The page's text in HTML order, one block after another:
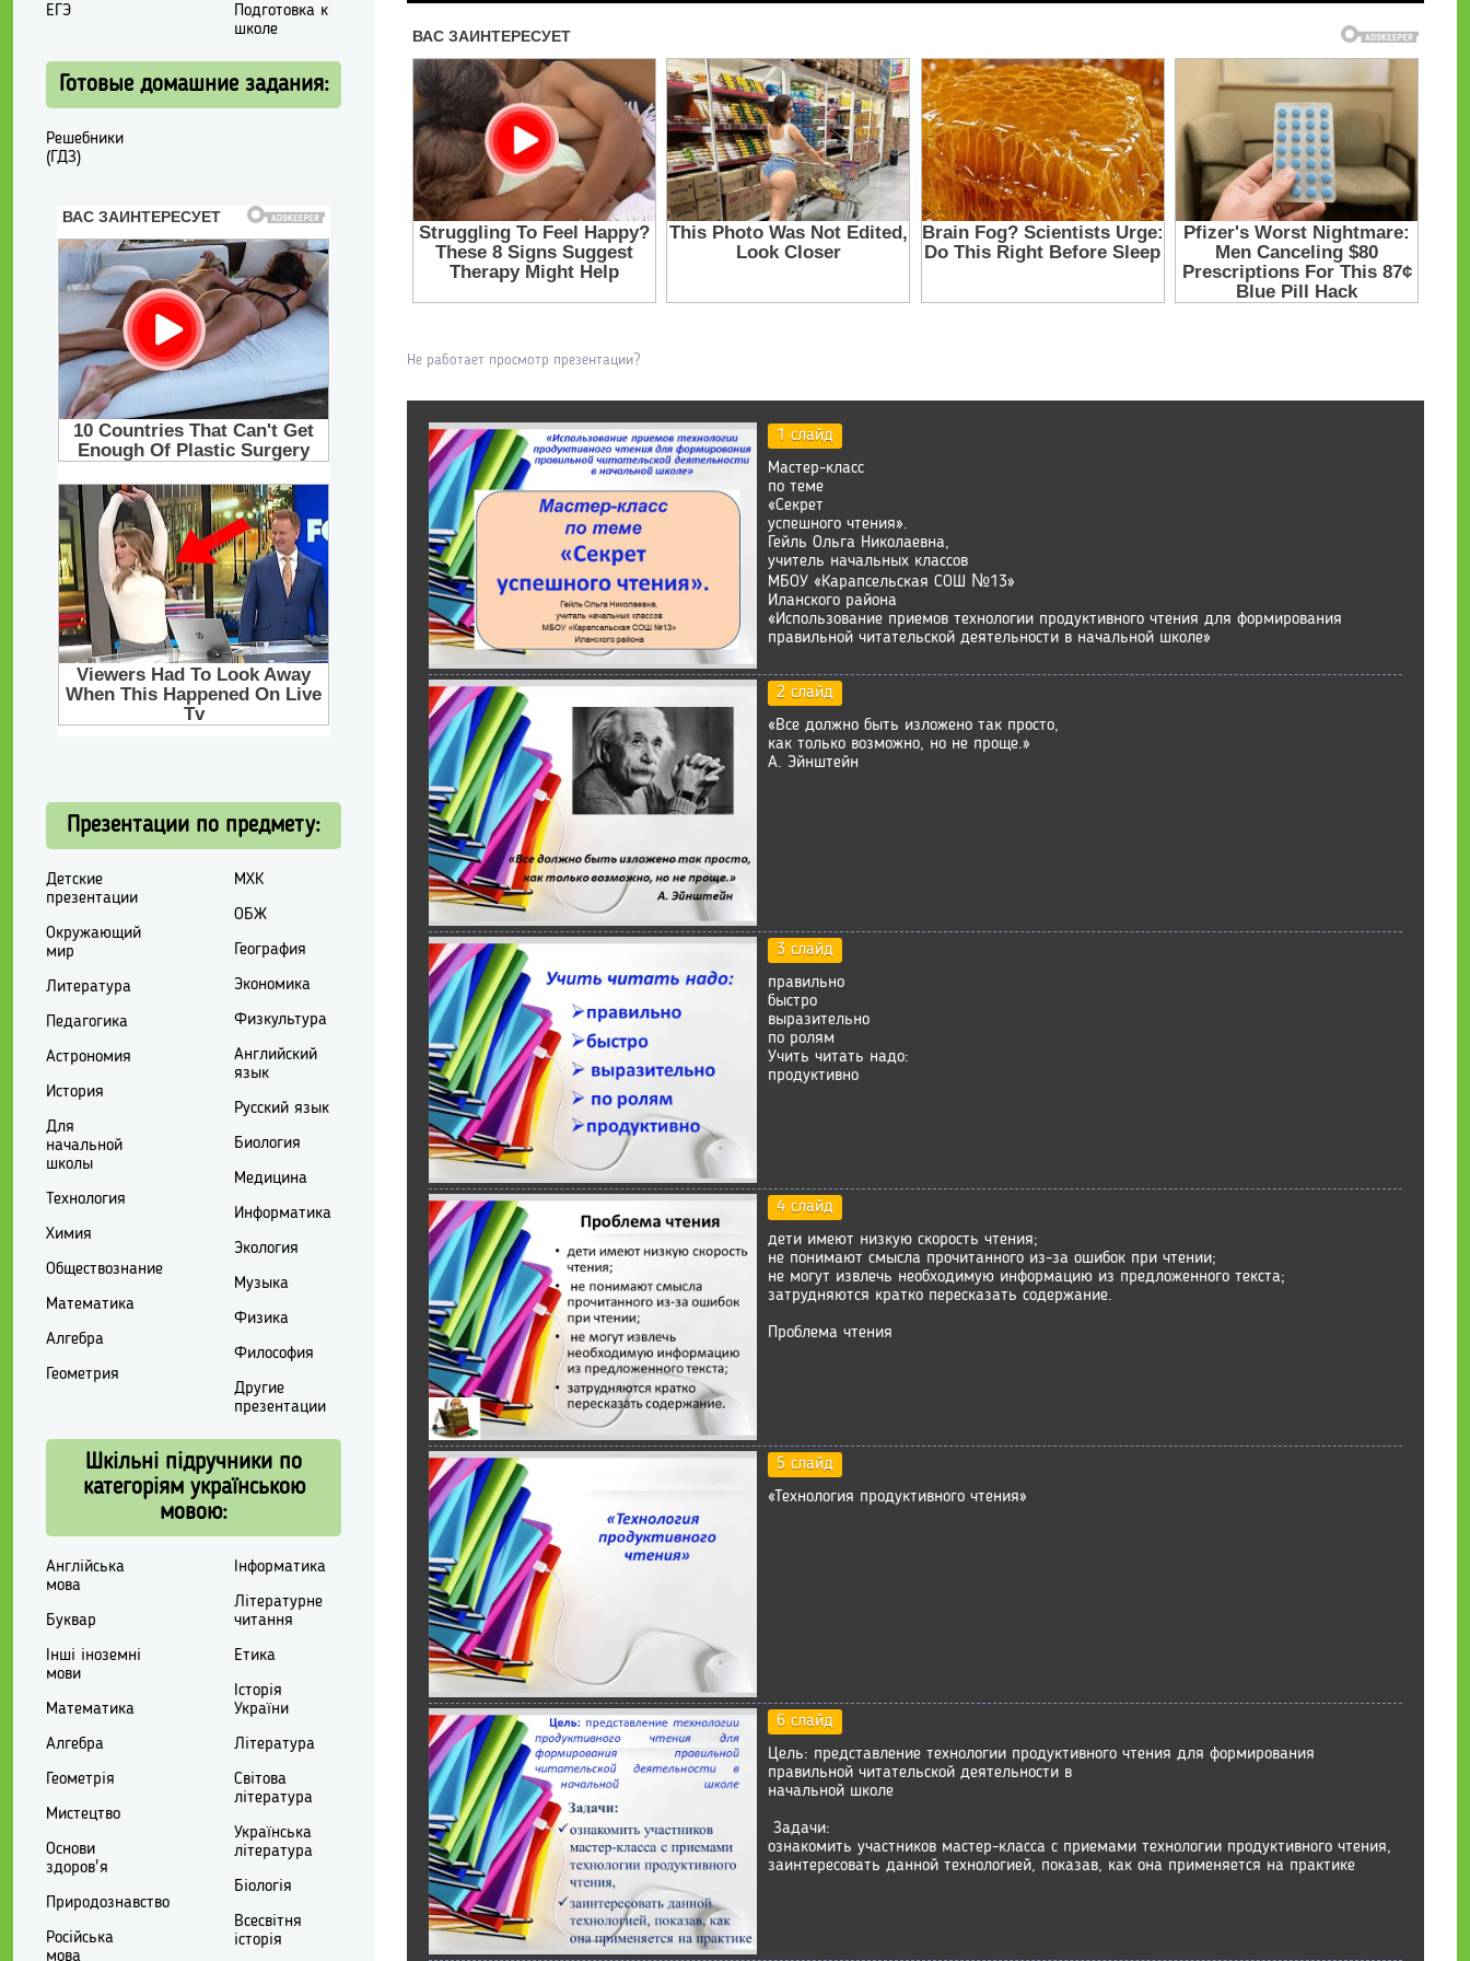
Не работает просмотр презентации?
1 слайд
Мастер-класс
по теме
«Секрет
успешного чтения».
Гейль Ольга Николаевна,
учитель начальных классов
МБОУ «Карапсельская СОШ №13»
Иланского района
«Использование приемов технологии продуктивного чтения для формирования
правильной читательской деятельности в начальной школе»
2 слайд
«Все должно быть изложено так просто,
как только возможно, но не проще.»
А. Эйнштейн
3 слайд
правильно
быстро
выразительно
по ролям
Учить читать надо:
продуктивно
4 слайд
дети имеют низкую скорость чтения;
не понимают смысла прочитанного из-за ошибок при чтении;
не могут извлечь необходимую информацию из предложенного текста;
затрудняются кратко пересказать содержание.
Проблема чтения
5 слайд
«Технология продуктивного чтения»
6 слайд
Цель: представление технологии продуктивного чтения для формирования
правильной читательской деятельности в
начальной школе
Задачи:
ознакомить участников мастер-класса с приемами технологии продуктивного чтения,
заинтересовать данной технологией, показав, как она применяется на практике
ЕГЭ
Подготовка к
школе
Готовые домашние задания:
Решебники
(ГДЗ)
Презентации по предмету:
Детские
презентации
Окружающий
мир
Литература
Педагогика
Астрономия
История
Для
начальной
школы
Технология
Химия
Обществознание
Математика
Алгебра
Геометрия
МХК
ОБЖ
География
Экономика
Физкультура
Английский
язык
Русский язык
Биология
Медицина
Информатика
Экология
Музыка
Физика
Философия
Другие
презентации
Шкільні підручники по
категоріям українською
мовою:
Англійська
мова
Буквар
Інші іноземні
мови
Математика
Алгебра
Геометрія
Мистецтво
Основи
здоров'я
Природознавство
Російська
мова
Інформатика
Літературне
читання
Етика
Історія
України
Література
Світова
література
Українська
література
Біологія
Всесвітня
історія